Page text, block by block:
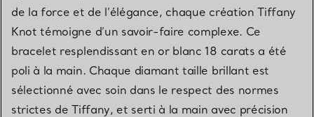
de la force et de l’élégance, chaque création Tiffany
Knot témoigne d’un savoir-faire complexe. Ce
bracelet resplendissant en or blanc 18 carats a été
poli à la main. Chaque diamant taille brillant est
sélectionné avec soin dans le respect des normes
strictes de Tiffany, et serti à la main avec précision